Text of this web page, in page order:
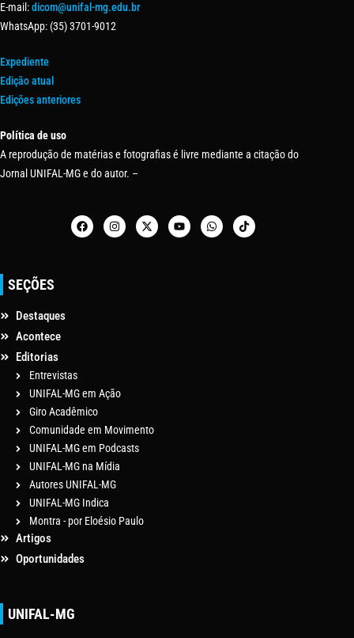
E-mail:dicom@unifal-mg.edu.br
WhatsApp: (35) 3701-9012
Expediente
Edição atual
Edições anteriores
Política de uso
A reprodução de matérias e fotografias é livre mediante a citação do
Jornal UNIFAL-MG e do autor. –
SEÇÕES
Destaques
Acontece
Editorias
Entrevistas
UNIFAL-MG em Ação
Giro Acadêmico
Comunidade em Movimento
UNIFAL-MG em Podcasts
UNIFAL-MG na Mídia
Autores UNIFAL-MG
UNIFAL-MG Indica
Montra - por Eloésio Paulo
Artigos
Oportunidades
UNIFAL-MG